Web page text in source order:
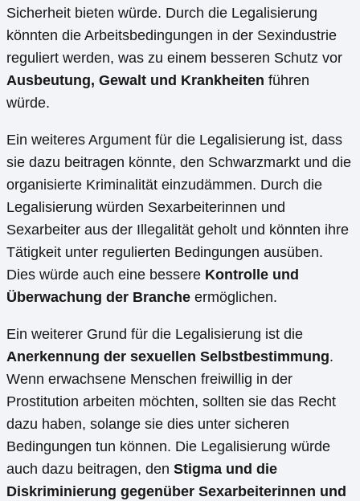
Sicherheit bieten würde. Durch die Legalisierung
könnten die Arbeitsbedingungen in der Sexindustrie
reguliert werden, was zu einem besseren Schutz vor
Ausbeutung, Gewalt und Krankheiten führen
würde.
Ein weiteres Argument für die Legalisierung ist, dass
sie dazu beitragen könnte, den Schwarzmarkt und die
organisierte Kriminalität einzudämmen. Durch die
Legalisierung würden Sexarbeiterinnen und
Sexarbeiter aus der Illegalität geholt und könnten ihre
Tätigkeit unter regulierten Bedingungen ausüben.
Dies würde auch eine bessere Kontrolle und
Überwachung der Branche ermöglichen.
Ein weiterer Grund für die Legalisierung ist die
Anerkennung der sexuellen Selbstbestimmung.
Wenn erwachsene Menschen freiwillig in der
Prostitution arbeiten möchten, sollten sie das Recht
dazu haben, solange sie dies unter sicheren
Bedingungen tun können. Die Legalisierung würde
auch dazu beitragen, den Stigma und die
Diskriminierung gegenüber Sexarbeiterinnen und